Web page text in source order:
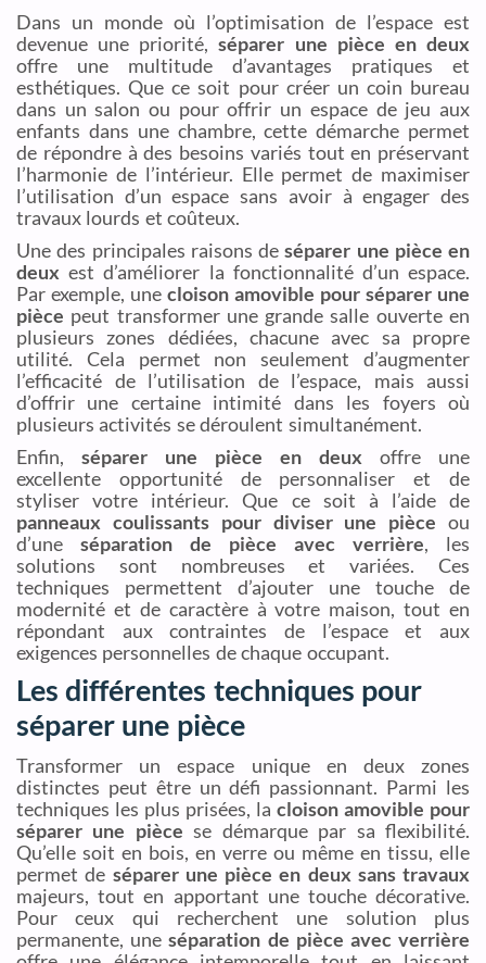
Dans un monde où l’optimisation de l’espace est
devenue une priorité,séparer une pièce en deux
offre une multitude d’avantages pratiques et
esthétiques. Que ce soit pour créer un coin bureau
dans un salon ou pour offrir un espace de jeu aux
enfants dans une chambre, cette démarche permet
de répondre à des besoins variés tout en préservant
l’harmonie de l’intérieur. Elle permet de maximiser
l’utilisation d’un espace sans avoir à engager des
travaux lourds et coûteux.
Une des principales raisons deséparer une pièce en
deux est d’améliorer la fonctionnalité d’un espace.
Par exemple, une cloison amovible pour séparer une
pièce peut transformer une grande salle ouverte en
plusieurs zones dédiées, chacune avec sa propre
utilité. Cela permet non seulement d’augmenter
l’efficacité de l’utilisation de l’espace, mais aussi
d’offrir une certaine intimité dans les foyers où
plusieurs activités se déroulent simultanément.
Enfin, séparer une pièce en deux offre une
excellente opportunité de personnaliser et de
styliser votre intérieur. Que ce soit à l’aide de
panneaux coulissants pour diviser une pièce ou
d’une séparation de pièce avec verrière, les
solutions sont nombreuses et variées. Ces
techniques permettent d’ajouter une touche de
modernité et de caractère à votre maison, tout en
répondant aux contraintes de l’espace et aux
exigences personnelles de chaque occupant.
Les différentes techniques pour
séparer une pièce
Transformer un espace unique en deux zones
distinctes peut être un défi passionnant. Parmi les
techniques les plus prisées, la cloison amovible pour
séparer une pièce se démarque par sa flexibilité.
Qu’elle soit en bois, en verre ou même en tissu, elle
permet de séparer une pièce en deux sans travaux
majeurs, tout en apportant une touche décorative.
Pour ceux qui recherchent une solution plus
permanente, uneséparation de pièce avec verrière